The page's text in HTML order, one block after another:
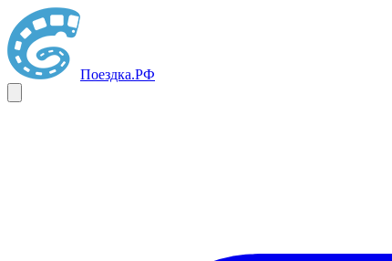
Поездка.РФ